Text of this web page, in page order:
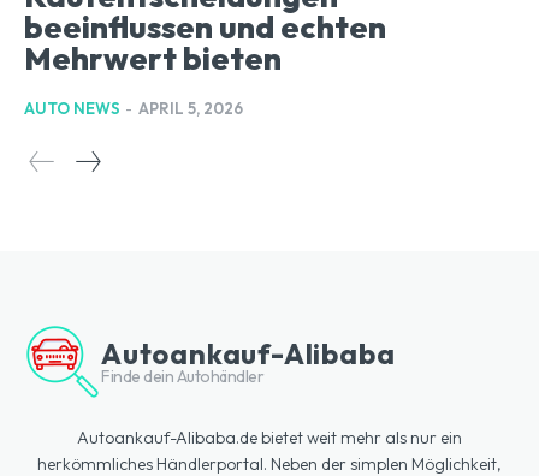
beeinflussen und echten
Mehrwert bieten
AUTO NEWS - APRIL 5, 2026
Autoankauf-Alibaba
Finde dein Autohändler
Autoankauf-Alibaba.de bietet weit mehr als nur ein
herkömmliches Händlerportal. Neben der simplen Möglichkeit,